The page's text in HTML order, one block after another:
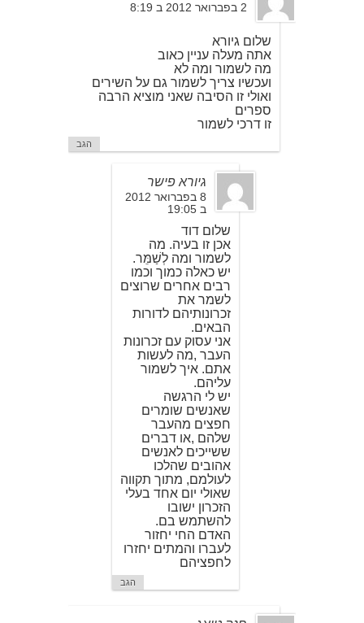
2 בפברואר 2012 ב 8:19
שלום גיורא
אתה מעלה עניין כאוב
מה לשמור ומה לא
ועכשיו צריך לשמור גם על השירים
ואולי זו הסיבה שאני מוציא הרבה
ספרים
זו דרכי לשמור
הגב
גיורא פישר
8 בפברואר 2012
ב 19:05
שלום דוד
אכן זו בעיה. מה
לשמור ומה לְשַׁמֵּר.
יש כאלה כמוך וכמו
רבים אחרים שרוצים
לשמר את
זכרונותיהם לדורות
הבאים.
אני עסוק עם זכרונות
העבר ,מה לעשות
אתם. איך לשמור
עליהם.
יש לי הרגשה
שאנשים שומרים
חפצים מהעבר
שלהם ,או דברים
ששייכים לאנשים
אהובים שהלכו
לעולמם, מתוך תקווה
שאולי יום אחד בעלי
הזכרון ישובו
להשתמש בם.
האדם החי יחזור
לעברו והמתים יחזרו
לחפציהם
הגב